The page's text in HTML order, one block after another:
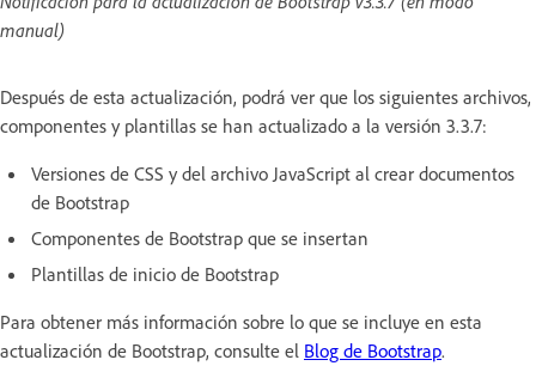
manual)
Después de esta actualización, podrá ver que los siguientes archivos,
componentes y plantillas se han actualizado a la versión 3.3.7:
Versiones de CSS y del archivo JavaScript al crear documentos
de Bootstrap
Componentes de Bootstrap que se insertan
Plantillas de inicio de Bootstrap
Para obtener más información sobre lo que se incluye en esta
actualización de Bootstrap, consulte el Blog de Bootstrap.